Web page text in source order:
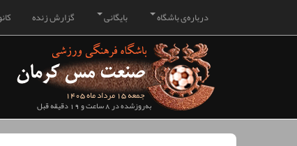
گزارش زنده بایگانی درباره‌ی باشگاه
جمعه 15 مرداد ماه 1405
به‌روزشده در 8 ساعت و 19 دقیقه قبل